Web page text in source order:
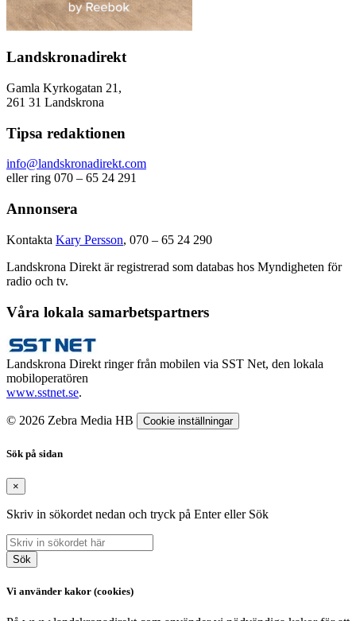
Landskronadirekt
Gamla Kyrkogatan 21,
261 31 Landskrona
Tipsa redaktionen
info@landskronadirekt.com
eller ring 070 – 65 24 291
Annonsera
Kontakta Kary Persson, 070 – 65 24 290
Landskrona Direkt är registrerad som databas hos Myndigheten för
radio och tv.
Våra lokala samarbetspartners
Landskrona Direkt ringer från mobilen via SST Net, den lokala
mobiloperatören
www.sstnet.se.
© 2026 Zebra Media HB Cookie inställningar
Sök på sidan
×
Skriv in sökordet nedan och tryck på Enter eller Sök
Sök
Vi använder kakor (cookies)